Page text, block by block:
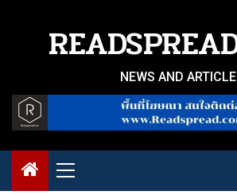
NEWS AND ARTICLE
Primary